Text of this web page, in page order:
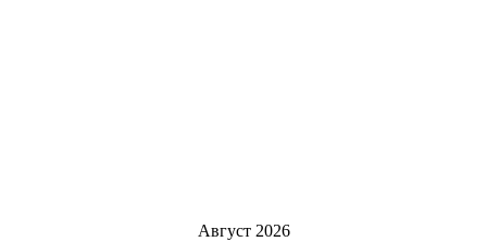
Август 2026